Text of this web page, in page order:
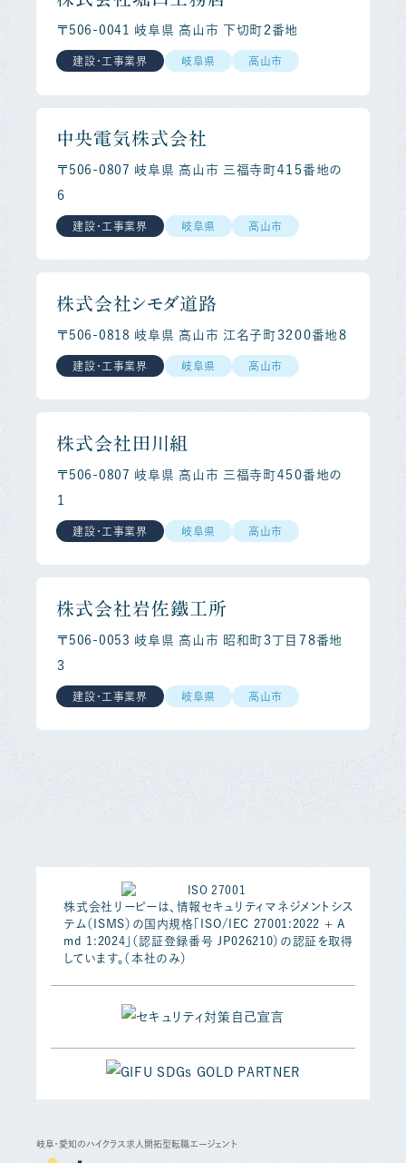
〒506-0041 岐阜県 高山市 下切町２番地
建設・工事業界 岐阜県 高山市
中央電気株式会社
〒506-0807 岐阜県 高山市 三福寺町４１５番地の
６
建設・工事業界 岐阜県 高山市
株式会社シモダ道路
〒506-0818 岐阜県 高山市 江名子町３２００番地８
建設・工事業界 岐阜県 高山市
株式会社田川組
〒506-0807 岐阜県 高山市 三福寺町４５０番地の
１
建設・工事業界 岐阜県 高山市
株式会社岩佐鐵工所
〒506-0053 岐阜県 高山市 昭和町３丁目７８番地
３
建設・工事業界 岐阜県 高山市
株式会社リーピーは、情報セキュリティマネジメントシス
テム（ISMS）の国内規格「ISO/IEC 27001:2022 + A
md 1:2024」（認証登録番号 JP026210）の認証を取得
しています。（本社のみ）
岐阜・愛知のハイクラス求人開拓型転職エージェント